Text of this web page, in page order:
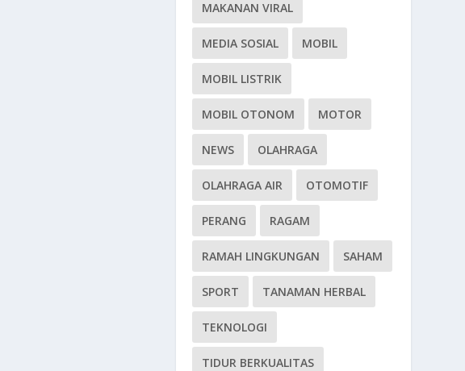
MAKANAN VIRAL
MEDIA SOSIAL MOBIL
MOBIL LISTRIK
MOBIL OTONOM MOTOR
NEWS OLAHRAGA
OLAHRAGA AIR OTOMOTIF
PERANG RAGAM
RAMAH LINGKUNGAN SAHAM
SPORT TANAMAN HERBAL
TEKNOLOGI
TIDUR BERKUALITAS